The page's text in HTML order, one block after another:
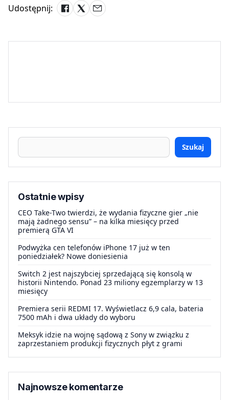
Udostępnij:
Szukaj
Ostatnie wpisy
CEO Take-Two twierdzi, że wydania fizyczne gier „nie
mają żadnego sensu” – na kilka miesięcy przed
premierą GTA VI
Podwyżka cen telefonów iPhone 17 już w ten
poniedziałek? Nowe doniesienia
Switch 2 jest najszybciej sprzedającą się konsolą w
historii Nintendo. Ponad 23 miliony egzemplarzy w 13
miesięcy
Premiera serii REDMI 17. Wyświetlacz 6,9 cala, bateria
7500 mAh i dwa układy do wyboru
Meksyk idzie na wojnę sądową z Sony w związku z
zaprzestaniem produkcji fizycznych płyt z grami
Najnowsze komentarze